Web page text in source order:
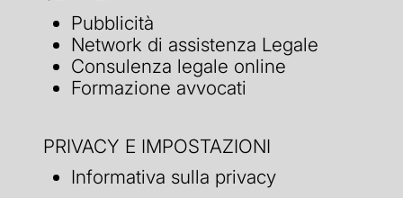
Pubblicità
Network di assistenza Legale
Consulenza legale online
Formazione avvocati
PRIVACY E IMPOSTAZIONI
Informativa sulla privacy